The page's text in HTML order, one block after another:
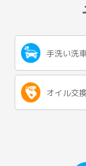
手洗い洗
オイル交